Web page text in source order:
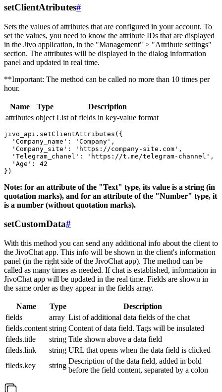
setClientAtributes#
Sets the values ​​of attributes that are configured in your account. To
set the values, you need to know the attribute IDs that are displayed
in the Jivo application, in the "Management" > "Attribute settings"
section. The attributes will be displayed in the dialog information
panel and updated in real time.
**Important: The method can be called no more than 10 times per
hour.
Name Type
Description
attributes object List of fields in key-value format
jivo_api.setClientAttributes({
  'Company_name': 'Company',
  'Company_site': 'https://company-site.com',
  'Telegram_chanel': 'https://t.me/telegram-channel',
  'Age': 42
Note: for an attribute of the "Text" type, its value is a string (in
quotation marks), and for an attribute of the "Number" type, it
is a number (without quotation marks).
setCustomData#
With this method you can send any additional info about the client to
the JivoChat app. This info will be shown in the client's information
panel (in the right side of the JivoChat app). The method can be
called as many times as needed. If chat is established, information in
JivoChat app will be updated in the real time. Fields are shown in
the same order as they appear in the fields array.
Name Type
Description
fields
array List of additional data fields of the chat
fields.content string Content of data field. Tags will be insulated
fileds.title
string Title shown above a data field
fileds.link
string URL that opens when the data field is clicked
fileds.key
string
Description of the data field, added in bold
before the field content, separated by a colon